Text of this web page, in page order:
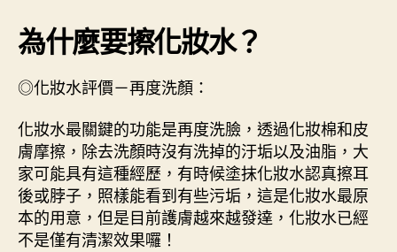
為什麼要擦化妝水？
◎化妝水評價－再度洗顏：
化妝水最關鍵的功能是再度洗臉，透過化妝棉和皮
膚摩擦，除去洗顏時沒有洗掉的汙垢以及油脂，大
家可能具有這種經歷，有時候塗抹化妝水認真擦耳
後或脖子，照樣能看到有些污垢，這是化妝水最原
本的用意，但是目前護膚越來越發達，化妝水已經
不是僅有清潔效果囉！